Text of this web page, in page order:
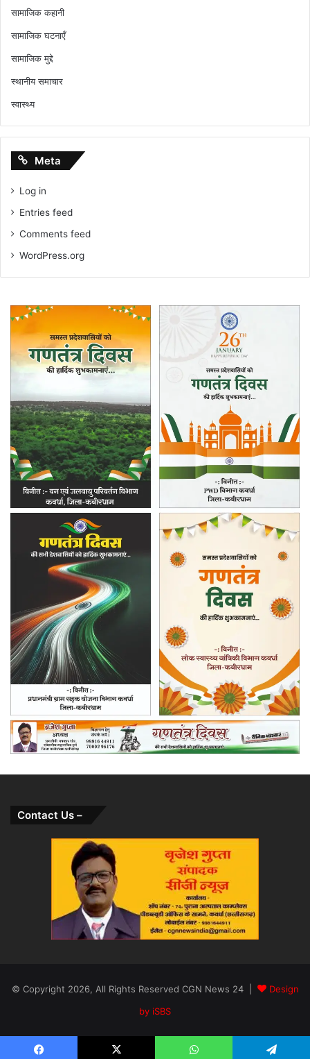
सामाजिक कहानी
सामाजिक घटनाएँ
सामाजिक मुद्दे
स्थानीय समाचार
स्वास्थ्य
Meta
Log in
Entries feed
Comments feed
WordPress.org
Contact Us –
© Copyright 2026, All Rights Reserved CGN News 24 |
Design
by iSBS